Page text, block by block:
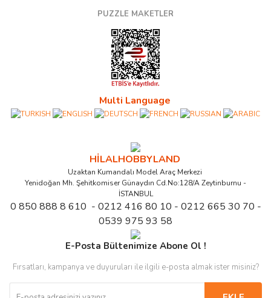
PUZZLE MAKETLER
Multi Language
HİLALHOBBYLAND
Uzaktan Kumandalı Model Araç Merkezi
Yenidoğan Mh. Şehitkomiser Günaydın Cd.No:128/A Zeytinburnu -
İSTANBUL
0 850 888 8 610 - 0212 416 80 10 - 0212 665 30 70 -
0539 975 93 58
E-Posta Bültenimize Abone Ol !
Fırsatları, kampanya ve duyuruları ile ilgili e-posta almak ister misiniz?